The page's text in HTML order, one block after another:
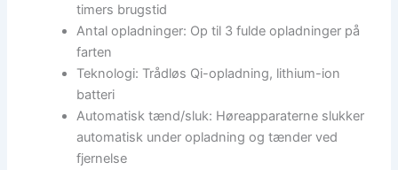
timers brugstid
Antal opladninger: Op til 3 fulde opladninger på
farten
Teknologi: Trådløs Qi-opladning, lithium-ion
batteri
Automatisk tænd/sluk: Høreapparaterne slukker
automatisk under opladning og tænder ved
fjernelse